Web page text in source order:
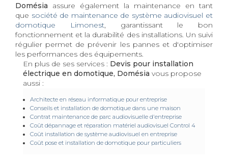
Domésia assure également la maintenance en tant
que société de maintenance de système audiovisuel et
domotique Limonest , garantissant le bon
fonctionnement et la durabilité des installations. Un suivi
régulier permet de prévenir les pannes et d'optimiser
les performances des équipements.
En plus de ses services : Devis pour installation
électrique en domotique, Domésia vous propose
aussi :
Architecte en réseau informatique pour entreprise
Conseils et installation de domotique dans une maison
Contrat maintenance de parc audiovisuelle d'entreprise
Coût dépannage et réparation matériel audiovisuel Control 4
Coût installation de système audiovisuel en entreprise
Coût pose et installation de domotique pour particuliers